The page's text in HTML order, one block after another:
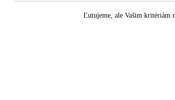
Ľutujeme, ale Vašim kritériám